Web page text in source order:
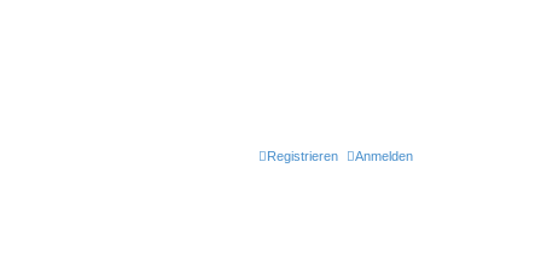
Anmelden
Registrieren